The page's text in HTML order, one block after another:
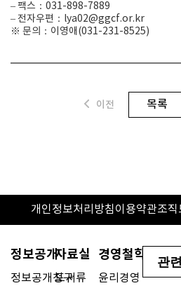
– 팩스：031-898-7889
– 전자우편：lya02@ggcf.or.kr
※ 문의：이영애(031-231-8525)
이전 목록
개인정보처리방침이용약관조직
정보공개
정보공개청구
자료실
도서류
경영철학
윤리경영
관